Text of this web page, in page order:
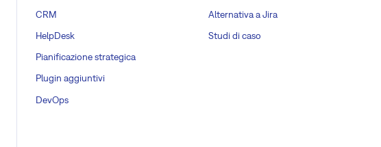
CRM
HelpDesk
Pianificazione strategica
Plugin aggiuntivi
DevOps
Alternativa a Jira
Studi di caso